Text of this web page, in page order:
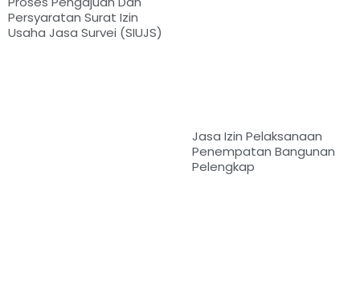
Persyaratan Surat Izin
Usaha Jasa Survei (SIUJS)
Jasa Izin Pelaksanaan
Penempatan Bangunan
Pelengkap